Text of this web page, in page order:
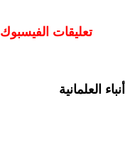
تعليقات الفيسبوك
العلمانية